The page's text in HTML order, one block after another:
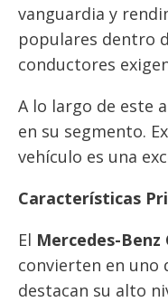
vanguardia y
populares dentro
conductores
A lo largo de este
en su segmento.
vehículo es una
Características
El Mercedes-Benz
convierten en uno
destacan su alto